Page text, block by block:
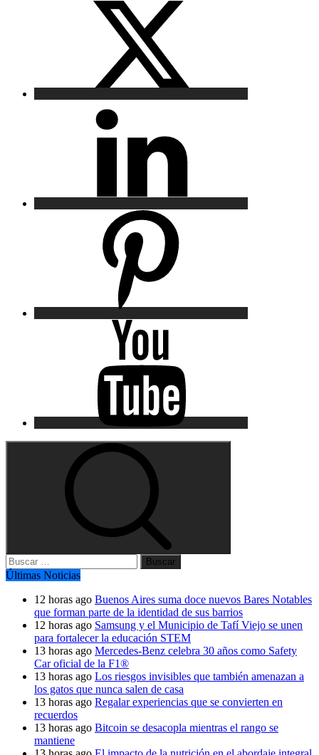
Buscar:
Últimas Noticias
12 horas ago Buenos Aires suma doce nuevos Bares Notables
que forman parte de la identidad de sus barrios
12 horas ago Samsung y el Municipio de Tafí Viejo se unen
para fortalecer la educación STEM
13 horas ago Mercedes-Benz celebra 30 años como Safety
Car oficial de la F1®
13 horas ago Los riesgos invisibles que también amenazan a
los gatos que nunca salen de casa
13 horas ago Regalar experiencias que se convierten en
recuerdos
13 horas ago Bitcoin se desacopla mientras el rango se
mantiene